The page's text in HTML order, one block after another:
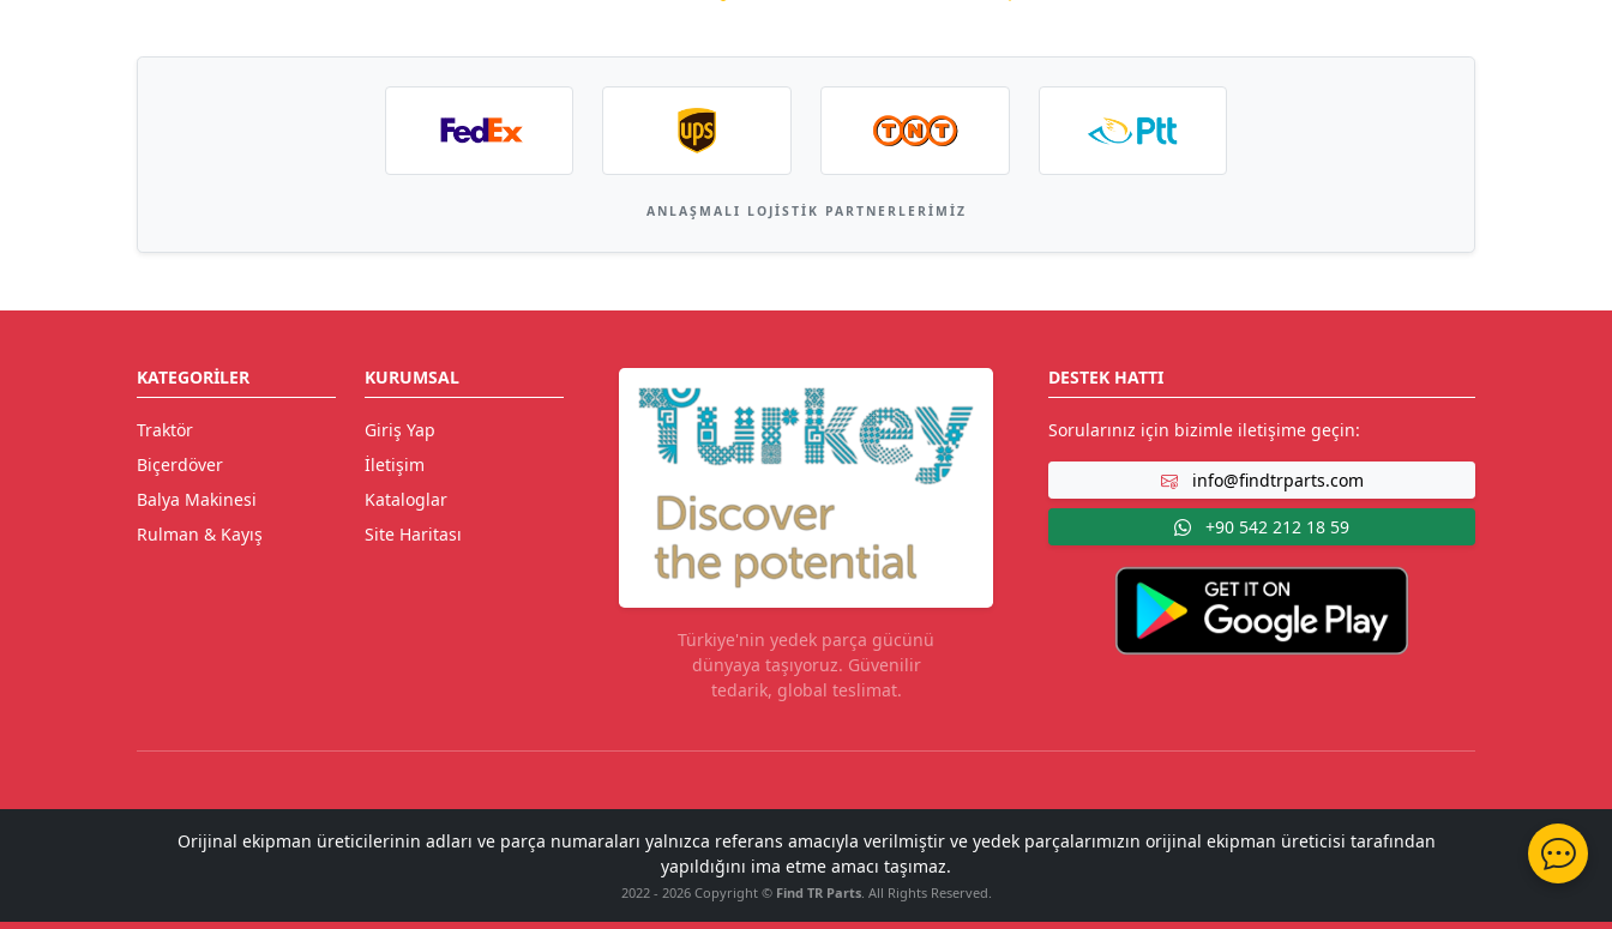
ANLAŞMALI LOJISTIK PARTNERLERIMIZ
KATEGORILER
Traktör
Biçerdöver
Balya Makinesi
Rulman & Kayış
KURUMSAL
Giriş Yap
İletişim
Kataloglar
Site Haritası
Türkiye'nin yedek parça gücünü
dünyaya taşıyoruz. Güvenilir
tedarik, global teslimat.
DESTEK HATTI
Sorularınız için bizimle iletişime geçin:
info@findtrparts.com
+90 542 212 18 59
Orijinal ekipman üreticilerinin adları ve parça numaraları yalnızca referans amacıyla verilmiştir ve yedek parçalarımızın orijinal ekipman üreticisi tarafından
yapıldığını ima etme amacı taşımaz.
2022 - 2026 Copyright © Find TR Parts. All Rights Reserved.